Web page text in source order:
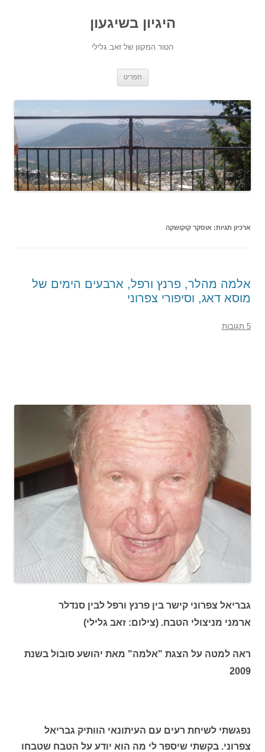
היגיון בשיגעון
הטור המקוון של זאב גלילי
תפריט
ארכיון תגיות: אוסקר קוקושקה
אלמה מהלר, פרנץ ורפל, ארבעים הימים של
מוסא דאג, וסיפורי צפרוני
5 תגובות
גבריאל צפרוני קישר בין פרנץ ורפל לבין סנדלר
ארמני מניצולי הטבח. (צילום: זאב גלילי)
ראה למטה על הצגת "אלמה" מאת יהושע סובול בשנת
2009
נפגשתי לשיחת רעים עם העיתונאי הוותיק גבריאל
צפרוני. בקשתי שיספר לי מה הוא יודע על הטבח שטבחו